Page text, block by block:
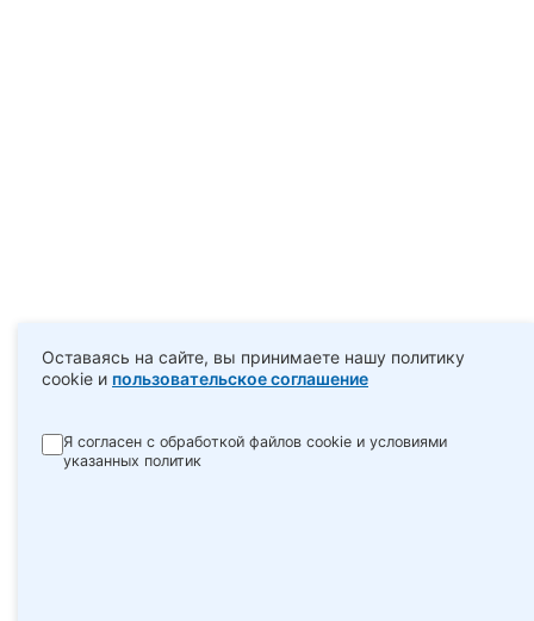
Оставаясь на сайте, вы принимаете нашу политику
cookie и пользовательское соглашение
Я согласен с обработкой файлов cookie и условиями
указанных политик